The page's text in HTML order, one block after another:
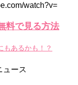
스 아레나 Jang Keun-Suk #
prince #shorts #shortsfeed
#fadeaway NEW!
た“義務” NEW!
方について
watch?v=
料で見る方法
もあるかも！？
ュース